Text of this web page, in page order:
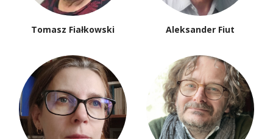
Tomasz Fiałkowski Aleksander Fiut